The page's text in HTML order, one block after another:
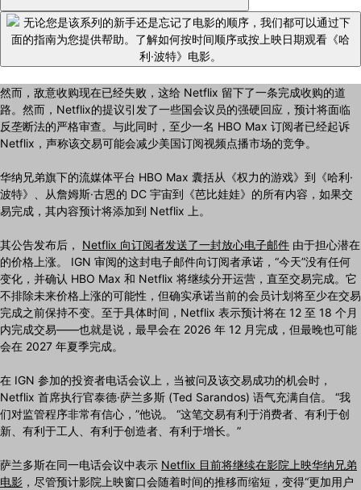
然而，敌意收购现在已经失败，这给 Netflix 留下了一条完成收购的道
路。然而，Netflix的提议引发了一些国会议员的强硬回应，预计将面临
反垄断法的严格审查。与此同时，至少一名 HBO Max 订阅者已经起诉
Netflix，声称该交易可能会减少美国订阅视频点播市场的竞争。
华纳兄弟旗下的流媒体平台 HBO Max 囊括从《权力的游戏》到《哈利·
波特》、从詹姆斯·古恩的 DC 宇宙到《芭比娃娃》的所有内容，如果交
易完成，其内容预计将添加到 Netflix 上。
其公告发布后， Netflix 向订阅者发送了一封放心电子邮件 由于担心潜在
的价格上涨。 IGN 审阅的这封电子邮件向订阅者承诺，“今天”没有任何
变化，并确认 HBO Max 和 Netflix 将继续分开运营，直至交易完成。它
不排除未来价格上涨的可能性，但确实承诺当前的会员计划将至少在交易
完成之前保持不变。至于具体时间，Netflix 表示预计将在 12 至 18 个月
内完成交易——也就是说，最早会在 2026 年 12 月完成，但最晚也可能
会在 2027 年夏季完成。
在 IGN 参加的投资者电话会议上，当被问及该交易成功的机会时，
Netflix 首席执行官泰德·萨兰多斯 (Ted Sarandos) 语气充满自信。 “我
们对监管程序非常有信心，”他说。 “这笔交易有利于消费者、有利于创
新、有利于工人、有利于创造者、有利于增长。”
萨兰多斯在同一电话会议中表示 Netflix 目前将继续在影院上映华纳兄弟
电影 ，尽管预计影院上映窗口会随着时间的推移而缩短，变得“更加用户